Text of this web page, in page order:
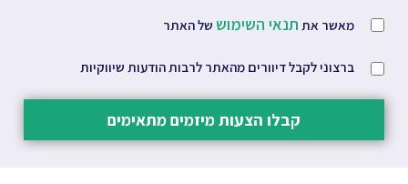
מאשר את תנאי השימוש של האתר
ברצוני לקבל דיוורים מהאתר לרבות הודעות שיווקיות
קבלו הצעות מיזמים מתאימים